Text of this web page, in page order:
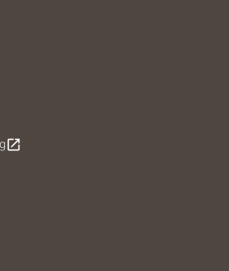
open_in_new